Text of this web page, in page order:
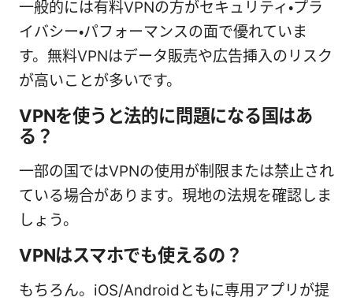
一般的には有料VPNの方がセキュリティ・プラ
イバシー・パフォーマンスの面で優れていま
す。無料VPNはデータ販売や広告挿入のリスク
が高いことが多いです。
VPNを使うと法的に問題になる国はあ
る？
一部の国ではVPNの使用が制限または禁止され
ている場合があります。現地の法規を確認しま
しょう。
VPNはスマホでも使えるの？
もちろん。iOS/Androidともに専用アプリが提